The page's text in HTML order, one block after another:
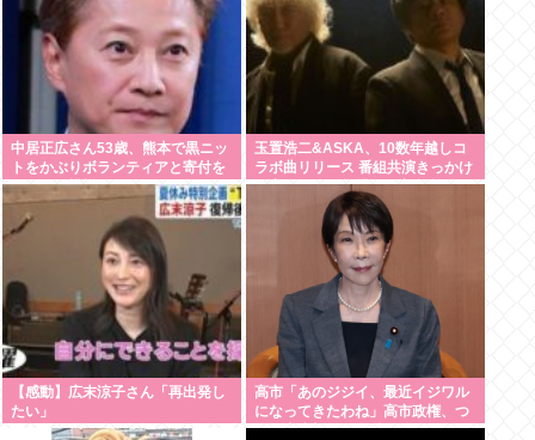
中居正広さん53歳、熊本で黒ニッ
トをかぶりボランティアと寄付を
している模様
玉置浩二&ASKA、10数年越しコ
ラボ曲リリース 番組共演きっかけ
で実現…同い年盟友の完全合作
【感動】広末涼子さん「再出発し
たい」
高市「あのジジイ、最近イジワル
になってきたわね」高市政権、つ
いに麻生切り！嫌儲はどっちにつ